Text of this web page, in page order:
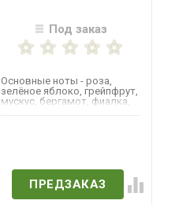
Под заказ
Основные ноты - роза,
зелёное яблоко, грейпфрут,
мускус, бергамот, фиалка,
ПРЕДЗАКАЗ